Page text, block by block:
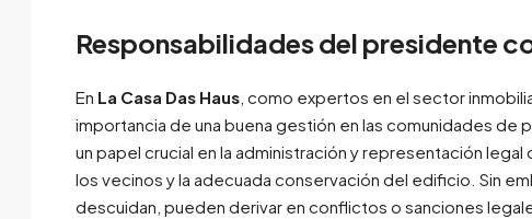
Responsabilidades del presidente
En La Casa Das Haus , como expertos en el sector
importancia de una buena gestión en las comunidades
un papel crucial en la administración y representación
los vecinos y la adecuada conservación del edificio. Sin
descuidan, pueden derivar en conflictos o sanciones